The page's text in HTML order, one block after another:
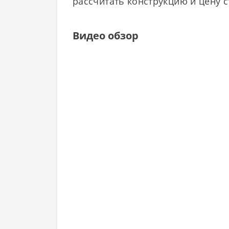
Видео обзор